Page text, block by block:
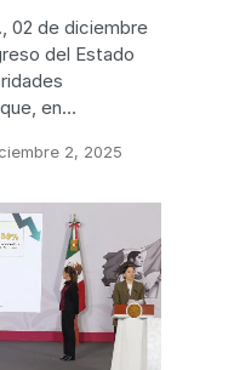
02 de diciembre
del Estado
en…
2, 2025